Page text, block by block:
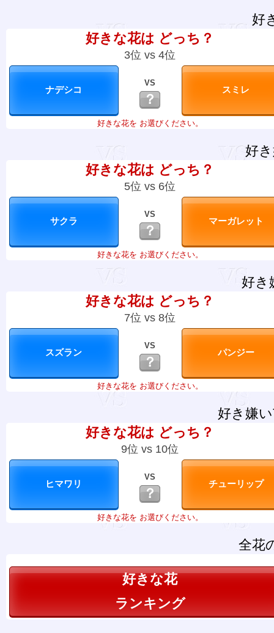
好
好きな花は どっち？
3位 vs 4位
VS
？
好きな花を お選びください。
好
好きな花は どっち？
5位 vs 6位
VS
？
好きな花を お選びください。
好き
好きな花は どっち？
7位 vs 8位
VS
？
好きな花を お選びください。
好き嫌
好きな花は どっち？
9位 vs 10位
VS
？
好きな花を お選びください。
全花
好きな花
ランキング